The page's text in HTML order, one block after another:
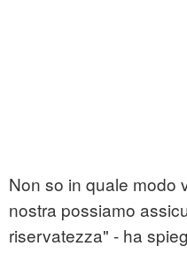
Non so in quale modo
nostra possiamo
riservatezza" - ha